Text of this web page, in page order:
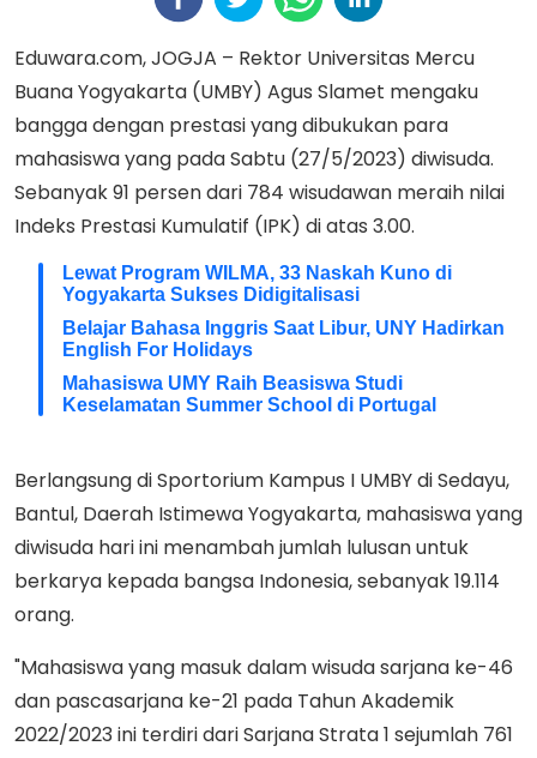
Eduwara.com, JOGJA – Rektor Universitas Mercu
Buana Yogyakarta (UMBY) Agus Slamet mengaku
bangga dengan prestasi yang dibukukan para
mahasiswa yang pada Sabtu (27/5/2023) diwisuda.
Sebanyak 91 persen dari 784 wisudawan meraih nilai
Indeks Prestasi Kumulatif (IPK) di atas 3.00.
Lewat Program WILMA, 33 Naskah Kuno di
Yogyakarta Sukses Didigitalisasi
Belajar Bahasa Inggris Saat Libur, UNY Hadirkan
English For Holidays
Mahasiswa UMY Raih Beasiswa Studi
Keselamatan Summer School di Portugal
Berlangsung di Sportorium Kampus I UMBY di Sedayu,
Bantul, Daerah Istimewa Yogyakarta, mahasiswa yang
diwisuda hari ini menambah jumlah lulusan untuk
berkarya kepada bangsa Indonesia, sebanyak 19.114
orang.
"Mahasiswa yang masuk dalam wisuda sarjana ke-46
dan pascasarjana ke-21 pada Tahun Akademik
2022/2023 ini terdiri dari Sarjana Strata 1 sejumlah 761